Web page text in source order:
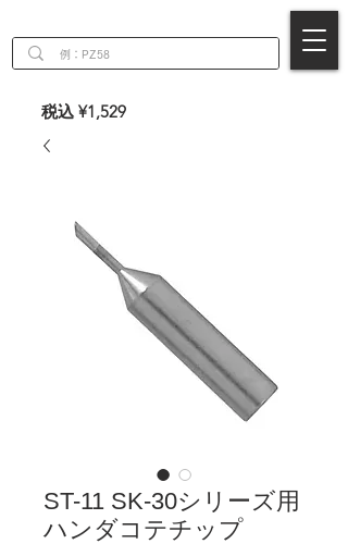
税込 ¥1,529
ST-11 SK-30シリーズ用
ハンダコテチップ